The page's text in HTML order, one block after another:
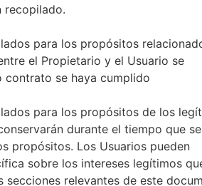
05
MAY
recopilado.
para los propósitos
el Propietario y el Usuario se
contrato se haya cumplido
para los propósitos de los
durante el tiempo que
propósitos. Los Usuarios pueden
sobre los intereses legítimos
secciones relevantes de este